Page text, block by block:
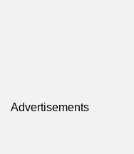
Advertisements